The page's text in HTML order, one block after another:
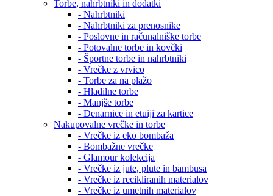
Torbe, nahrbtniki in dodatki
- Nahrbtniki
- Nahrbtniki za prenosnike
- Poslovne in računalniške torbe
- Potovalne torbe in kovčki
- Športne torbe in nahrbtniki
- Vrečke z vrvico
- Torbe za na plažo
- Hladilne torbe
- Manjše torbe
- Denarnice in etuiji za kartice
Nakupovalne vrečke in torbe
- Vrečke iz eko bombaža
- Bombažne vrečke
- Glamour kolekcija
- Vrečke iz jute, plute in bambusa
- Vrečke iz recikliranih materialov
- Vrečke iz umetnih materialov